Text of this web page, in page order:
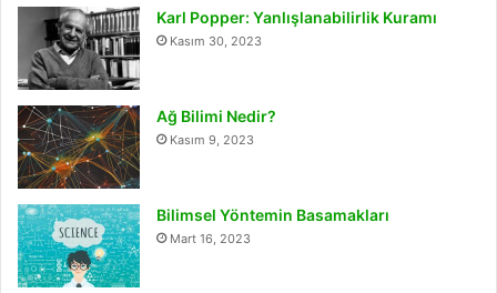
Karl Popper: Yanlışlanabilirlik Kuramı
Kasım 30, 2023
Ağ Bilimi Nedir?
Kasım 9, 2023
Bilimsel Yöntemin Basamakları
Mart 16, 2023